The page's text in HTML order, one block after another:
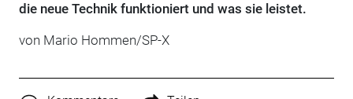
die neue Technik funktioniert und was sie leistet.
von Mario Hommen/SP-X